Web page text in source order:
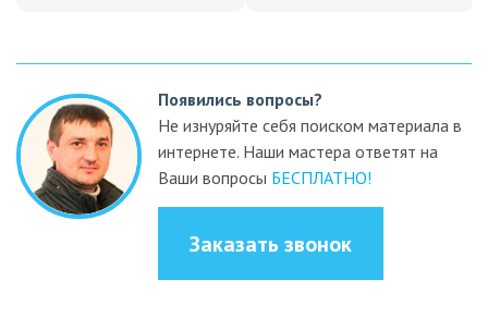
Появились вопросы?
Не изнуряйте себя поиском материала в
интернете. Наши мастера ответят на
Ваши вопросы БЕСПЛАТНО!
Заказать звонок